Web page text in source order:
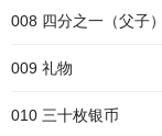
008 四分之一（父子）
009 礼物
010 三十枚银币